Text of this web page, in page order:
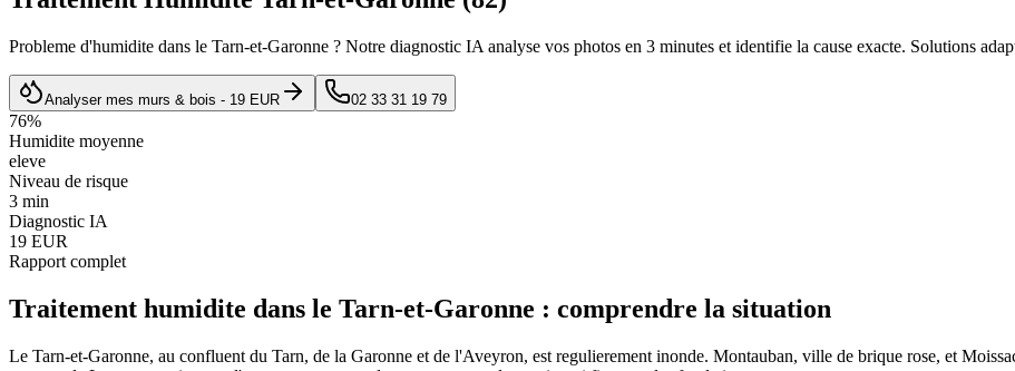
Probleme d'humidite dans le Tarn-et-Garonne ? Notre diagnostic IA analyse vos photos en 3 minutes et identifie la cause exacte. Solutions
Analyser mes murs & bois - 19 EUR 02 33 31 19 79
76%
Humidite moyenne
eleve
Niveau de risque
3 min
Diagnostic IA
19 EUR
Rapport complet
Traitement humidite dans le Tarn-et-Garonne : comprendre la situation
Le Tarn-et-Garonne, au confluent du Tarn, de la Garonne et de l'Aveyron, est regulierement inonde. Montauban, ville de brique rose, et